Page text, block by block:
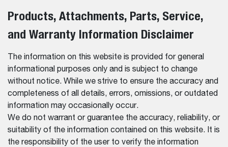
Products, Attachments, Parts, Service,
and Warranty Information Disclaimer
The information on this website is provided for general
informational purposes only and is subject to change
without notice. While we strive to ensure the accuracy and
completeness of all details, errors, omissions, or outdated
information may occasionally occur.
We do not warrant or guarantee the accuracy, reliability, or
suitability of the information contained on this website. It is
the responsibility of the user to verify the information